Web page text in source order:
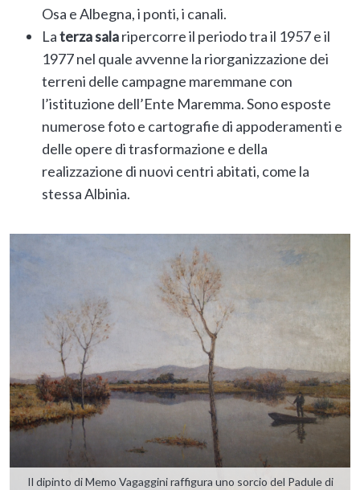
Osa e Albegna, i ponti, i canali.
Laterza salaripercorre il periodo tra il 1957 e il
1977 nel quale avvenne la riorganizzazione dei
terreni delle campagne maremmane con
l’istituzione dell’Ente Maremma. Sono esposte
numerose foto e cartografie di appoderamenti e
delle opere di trasformazione e della
realizzazione di nuovi centri abitati, come la
stessa Albinia.
Il dipinto di Memo Vagaggini raffigura uno sorcio del Padule di